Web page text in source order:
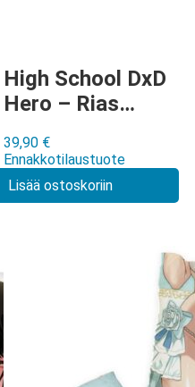
High School DxD
Hero – Rias
kumimatto
39,90 €
Ennakkotilaustuote
Lisää ostoskoriin